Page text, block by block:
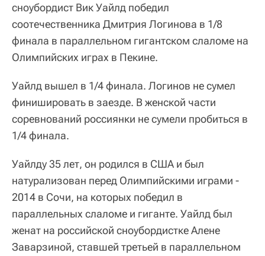
сноубордист Вик Уайлд победил
соотечественника Дмитрия Логинова в 1/8
финала в параллельном гигантском слаломе на
Олимпийских играх в Пекине.
Уайлд вышел в 1/4 финала. Логинов не сумел
финишировать в заезде. В женской части
соревнований россиянки не сумели пробиться в
1/4 финала.
Уайлду 35 лет, он родился в США и был
натурализован перед Олимпийскими играми -
2014 в Сочи, на которых победил в
параллельных слаломе и гиганте. Уайлд был
женат на российской сноубордистке Алене
Заварзиной, ставшей третьей в параллельном